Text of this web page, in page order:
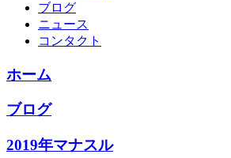
ブログ
ニュース
コンタクト
ホーム
ブログ
2019年マナスル